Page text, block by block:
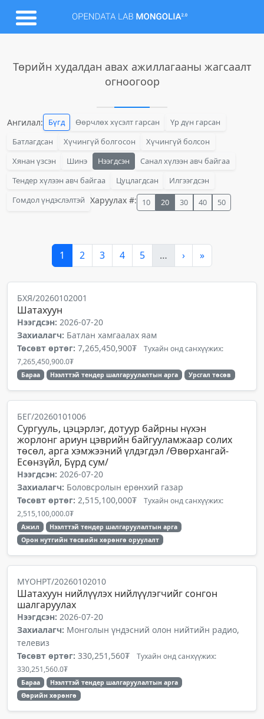
Төрийн худалдан авах ажиллагааны жагсаалт
огноогоор
Ангилал: Бүгд Өөрчлөх хүсэлт гарсан
Үр дүн гарсан
Батлагдсан
Хүчингүй болгосон
Хүчингүй болсон
Хянан үзсэн
Шинэ Нээгдсэн
Санал хүлээн авч байгаа
Тендер хүлээн авч байгаа
Цуцлагдсан
Илгээгдсэн
Гомдол үндэслэлтэй Харуулах #: 10 20 30 40 50
1 2 3 4 5 … › »
БХЯ/20260102001
Шатахуун
Нээгдсэн: 2026-07-20
Захиалагч: Батлан хамгаалах яам
Төсөвт өртөг: 7,265,450,900₮ Тухайн онд санхүүжих:
7,265,450,900.0₮
Бараа Нээлттэй тендер шалгаруулалтын арга Урсгал төсөв
БЕГ/20260101006
Сургууль, цэцэрлэг, дотуур байрны нүхэн
жорлонг ариун цэврийн байгууламжаар солих
төсөл, арга хэмжээний үлдэгдэл /Өвөрхангай-
Есөнзүйл, Бүрд сум/
Нээгдсэн: 2026-07-20
Захиалагч: Боловсролын ерөнхий газар
Төсөвт өртөг: 2,515,100,000₮ Тухайн онд санхүүжих:
2,515,100,000.0₮
Ажил
Нээлттэй тендер шалгаруулалтын арга
Орон нутгийн төсвийн хөрөнгө оруулалт
МҮОНРТ/20260102010
Шатахуун нийлүүлэх нийлүүлэгчийг сонгон
шалгаруулах
Нээгдсэн: 2026-07-20
Захиалагч: Монголын үндэсний олон нийтийн радио,
телевиз
Төсөвт өртөг: 330,251,560₮ Тухайн онд санхүүжих:
330,251,560.0₮
Бараа
Нээлттэй тендер шалгаруулалтын арга
Өөрийн хөрөнгө